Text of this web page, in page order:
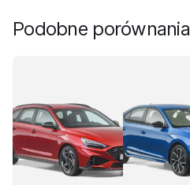
Podobne porównania